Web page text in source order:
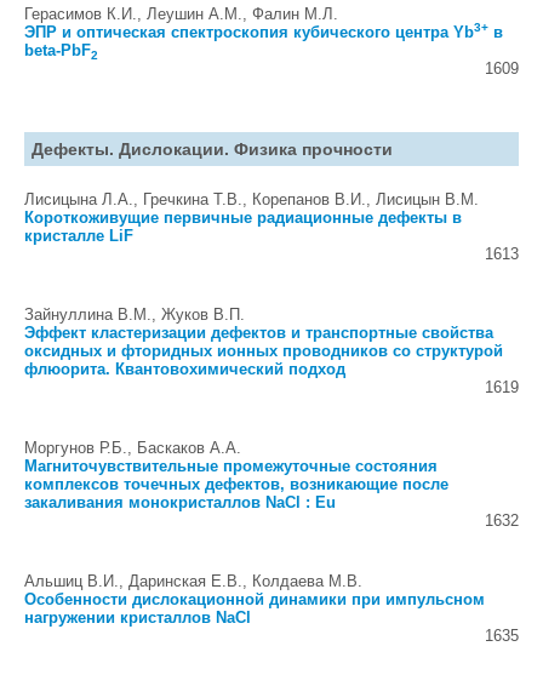
Герасимов К.И., Леушин А.М., Фалин М.Л.
ЭПР и оптическая спектроскопия кубического центра Yb3+ в
beta-PbF2
1609
Дефекты. Дислокации. Физика прочности
Лисицына Л.А., Гречкина Т.В., Корепанов В.И., Лисицын В.М.
Короткоживущие первичные радиационные дефекты в
кристалле LiF
1613
Зайнуллина В.М., Жуков В.П.
Эффект кластеризации дефектов и транспортные свойства
оксидных и фторидных ионных проводников со структурой
флюорита. Квантовохимический подход
1619
Моргунов Р.Б., Баскаков А.А.
Магниточувствительные промежуточные состояния
комплексов точечных дефектов, возникающие после
закаливания монокристаллов NaCl : Eu
1632
Альшиц В.И., Даринская Е.В., Колдаева М.В.
Особенности дислокационной динамики при импульсном
нагружении кристаллов NaCl
1635